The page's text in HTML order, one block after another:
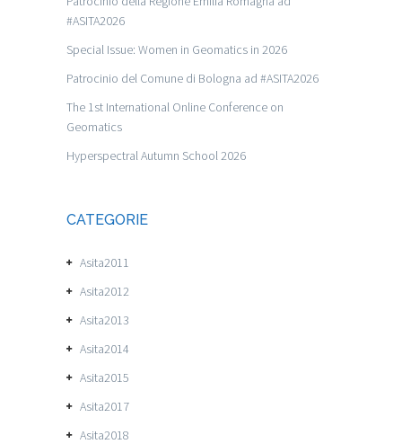
#ASITA2026
Special Issue: Women in Geomatics in 2026
Patrocinio del Comune di Bologna ad #ASITA2026
The 1st International Online Conference on
Geomatics
Hyperspectral Autumn School 2026
CATEGORIE
Asita2011
Asita2012
Asita2013
Asita2014
Asita2015
Asita2017
Asita2018